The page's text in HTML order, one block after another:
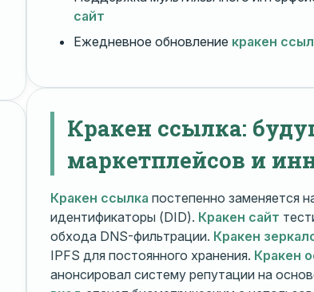
сайт
Ежедневное обновление кракен
Кракен ссылка:
маркетплейсов и
Кракен ссылка постепенно заменяется
идентификаторы (DID). Кракен сайт
обхода DNS-фильтрации. Кракен
IPFS для постоянного хранения. Кракен
анонсировал систему репутации на